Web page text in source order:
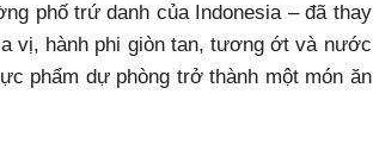
phố trứ danh của Indonesia – đã thay
vị, hành phi giòn tan, tương ớt và nước
phẩm dự phòng trở thành một món ăn